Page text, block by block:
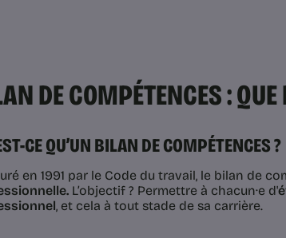
DE COMPÉTENCES :
CE QU’UN BILAN DE COMPÉTENCES ?
en 1991 par le Code du travail, le bilan de
L’objectif ? Permettre à chacun·e d'
, et cela à tout stade de sa carrière.